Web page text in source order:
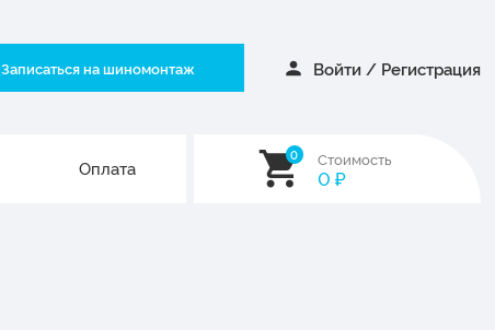
Записаться на шиномонтаж Войти / Регистрация
Оплата
0 Стоимость
0 ₽